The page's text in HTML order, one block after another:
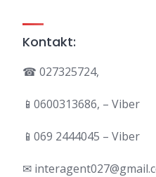
Kontakt:
☎ 027325724,
📱0600313686, – Viber
📱069 2444045 – Viber
✉